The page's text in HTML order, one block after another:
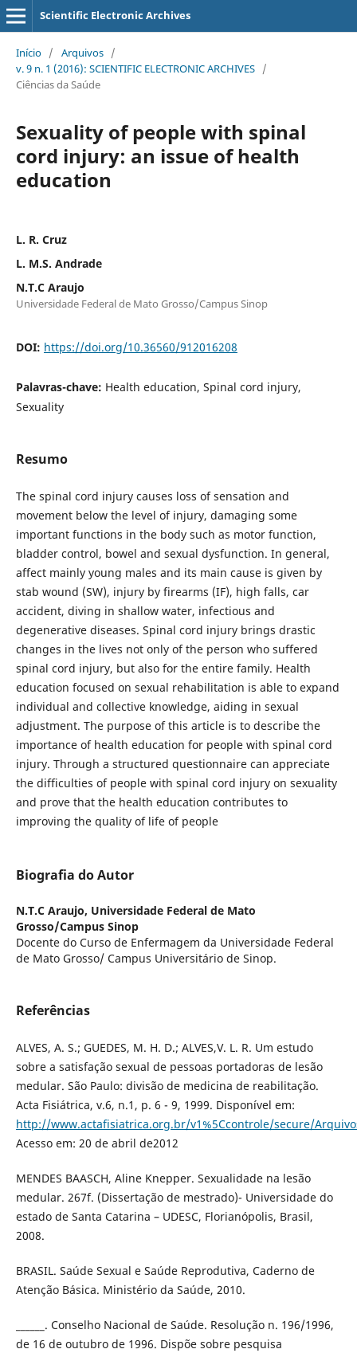
Scientific Electronic Archives
Início / Arquivos /
v. 9 n. 1 (2016): SCIENTIFIC ELECTRONIC ARCHIVES /
Ciências da Saúde
Sexuality of people with spinal
cord injury: an issue of health
education
L. R. Cruz
L. M.S. Andrade
N.T.C Araujo
Universidade Federal de Mato Grosso/Campus Sinop
DOI: https://doi.org/10.36560/912016208
Palavras-chave: Health education, Spinal cord injury,
Sexuality
Resumo
The spinal cord injury causes loss of sensation and
movement below the level of injury, damaging some
important functions in the body such as motor function,
bladder control, bowel and sexual dysfunction. In general,
affect mainly young males and its main cause is given by
stab wound (SW), injury by firearms (IF), high falls, car
accident, diving in shallow water, infectious and
degenerative diseases. Spinal cord injury brings drastic
changes in the lives not only of the person who suffered
spinal cord injury, but also for the entire family. Health
education focused on sexual rehabilitation is able to expand
individual and collective knowledge, aiding in sexual
adjustment. The purpose of this article is to describe the
importance of health education for people with spinal cord
injury. Through a structured questionnaire can appreciate
the difficulties of people with spinal cord injury on sexuality
and prove that the health education contributes to
improving the quality of life of people
Biografia do Autor
N.T.C Araujo, Universidade Federal de Mato
Grosso/Campus Sinop
Docente do Curso de Enfermagem da Universidade Federal
de Mato Grosso/ Campus Universitário de Sinop.
Referências
ALVES, A. S.; GUEDES, M. H. D.; ALVES,V. L. R. Um estudo
sobre a satisfação sexual de pessoas portadoras de lesão
medular. São Paulo: divisão de medicina de reabilitação.
Acta Fisiátrica, v.6, n.1, p. 6 - 9, 1999. Disponível em:
http://www.actafisiatrica.org.br/v1%5Ccontrole/secure/
Acesso em: 20 de abril de2012
MENDES BAASCH, Aline Knepper. Sexualidade na lesão
medular. 267f. (Dissertação de mestrado)- Universidade do
estado de Santa Catarina – UDESC, Florianópolis, Brasil,
2008.
BRASIL. Saúde Sexual e Saúde Reprodutiva, Caderno de
Atenção Básica. Ministério da Saúde, 2010.
______. Conselho Nacional de Saúde. Resolução n. 196/1996,
de 16 de outubro de 1996. Dispõe sobre pesquisa